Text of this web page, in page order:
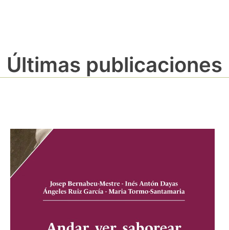
Últimas publicaciones